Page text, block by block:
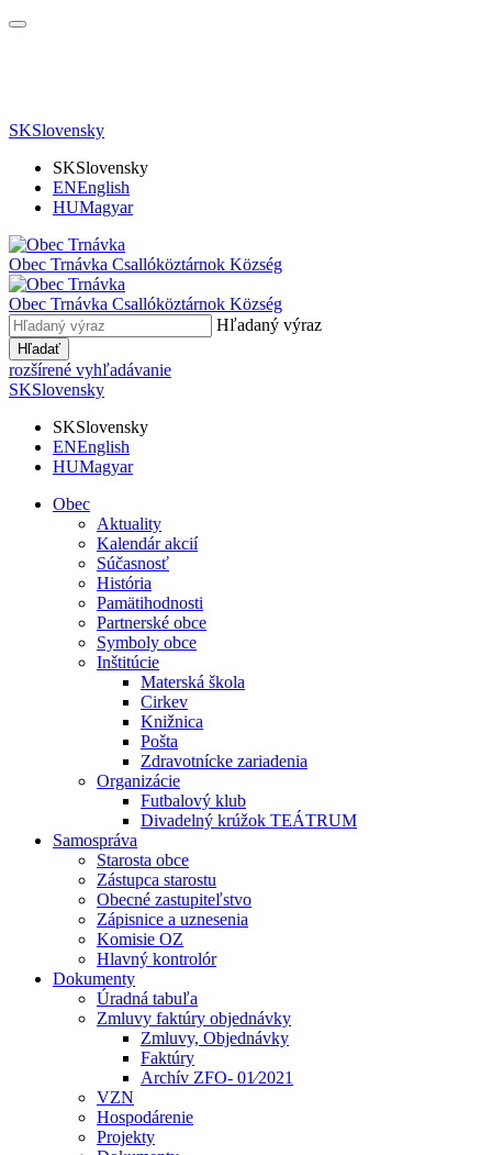
SKSlovensky
SKSlovensky
ENEnglish
HUMagyar
Obec Trnávka Csallóköztárnok Község
Obec Trnávka Csallóköztárnok Község
Hľadaný výraz
Hľadať
rozšírené vyhľadávanie
SKSlovensky
SKSlovensky
ENEnglish
HUMagyar
Obec
Aktuality
Kalendár akcií
Súčasnosť
História
Pamätihodnosti
Partnerské obce
Symboly obce
Inštitúcie
Materská škola
Cirkev
Knižnica
Pošta
Zdravotnícke zariadenia
Organizácie
Futbalový klub
Divadelný krúžok TEÁTRUM
Samospráva
Starosta obce
Zástupca starostu
Obecné zastupiteľstvo
Zápisnice a uznesenia
Komisie OZ
Hlavný kontrolór
Dokumenty
Úradná tabuľa
Zmluvy faktúry objednávky
Zmluvy, Objednávky
Faktúry
Archív ZFO- 01⁄2021
VZN
Hospodárenie
Projekty